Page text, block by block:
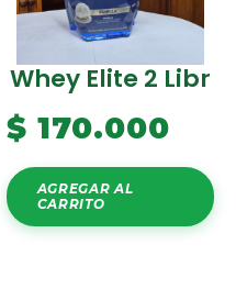
Whey Elite 2 Libr
$ 170.000
AGREGAR AL
CARRITO